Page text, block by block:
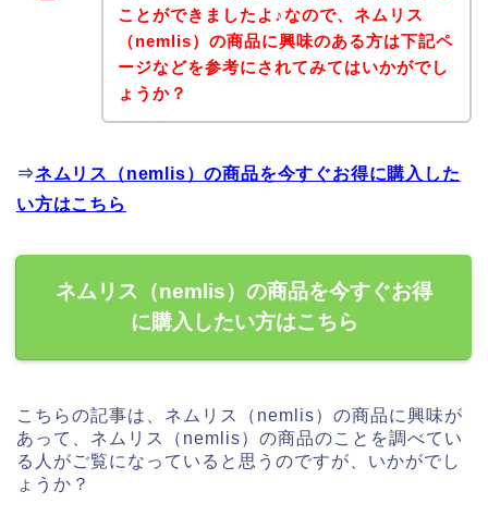
ことができましたよ♪なので、ネムリス
（nemlis）の商品に興味のある方は下記ペ
ージなどを参考にされてみてはいかがでし
ょうか？
⇒ネムリス（nemlis）の商品を今すぐお得に購入した
い方はこちら
ネムリス（nemlis）の商品を今すぐお得
に購入したい方はこちら
こちらの記事は、ネムリス（nemlis）の商品に興味が
あって、ネムリス（nemlis）の商品のことを調べてい
る人がご覧になっていると思うのですが、いかがでし
ょうか？